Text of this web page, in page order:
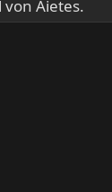
Aietes.